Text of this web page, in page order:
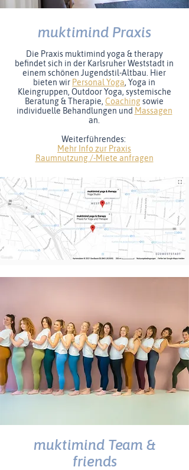
muktimind Praxis
Die Praxis muktimind yoga & therapy
befindet sich in der Karlsruher Weststadt in
einem schönen Jugendstil-Altbau. Hier
bieten wir Personal Yoga, Yoga in
Kleingruppen, Outdoor Yoga, systemische
Beratung & Therapie, Coachingsowie
individuelle Behandlungen und Massagen
an.
Weiterführendes:
Mehr Info zur Praxis
Raumnutzung /-Miete anfragen
muktimind Team &
friends